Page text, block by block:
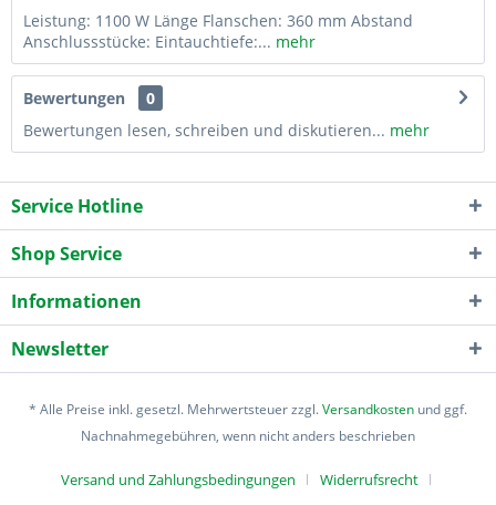
Leistung: 1100 W Länge Flanschen: 360 mm Abstand
Anschlussstücke: Eintauchtiefe:... mehr
Bewertungen
0
Bewertungen lesen, schreiben und diskutieren... mehr
Service Hotline
Shop Service
Informationen
Newsletter
* Alle Preise inkl. gesetzl. Mehrwertsteuer zzgl.Versandkosten und ggf.
Nachnahmegebühren, wenn nicht anders beschrieben
Versand und Zahlungsbedingungen Widerrufsrecht